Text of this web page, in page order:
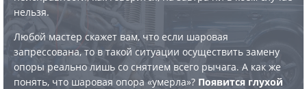
нельзя.
Любой мастер скажет вам, что если шаровая
запрессована, то в такой ситуации осуществить замену
опоры реально лишь со снятием всего рычага. А как же
понять, что шаровая опора «умерла»? Появится глухой